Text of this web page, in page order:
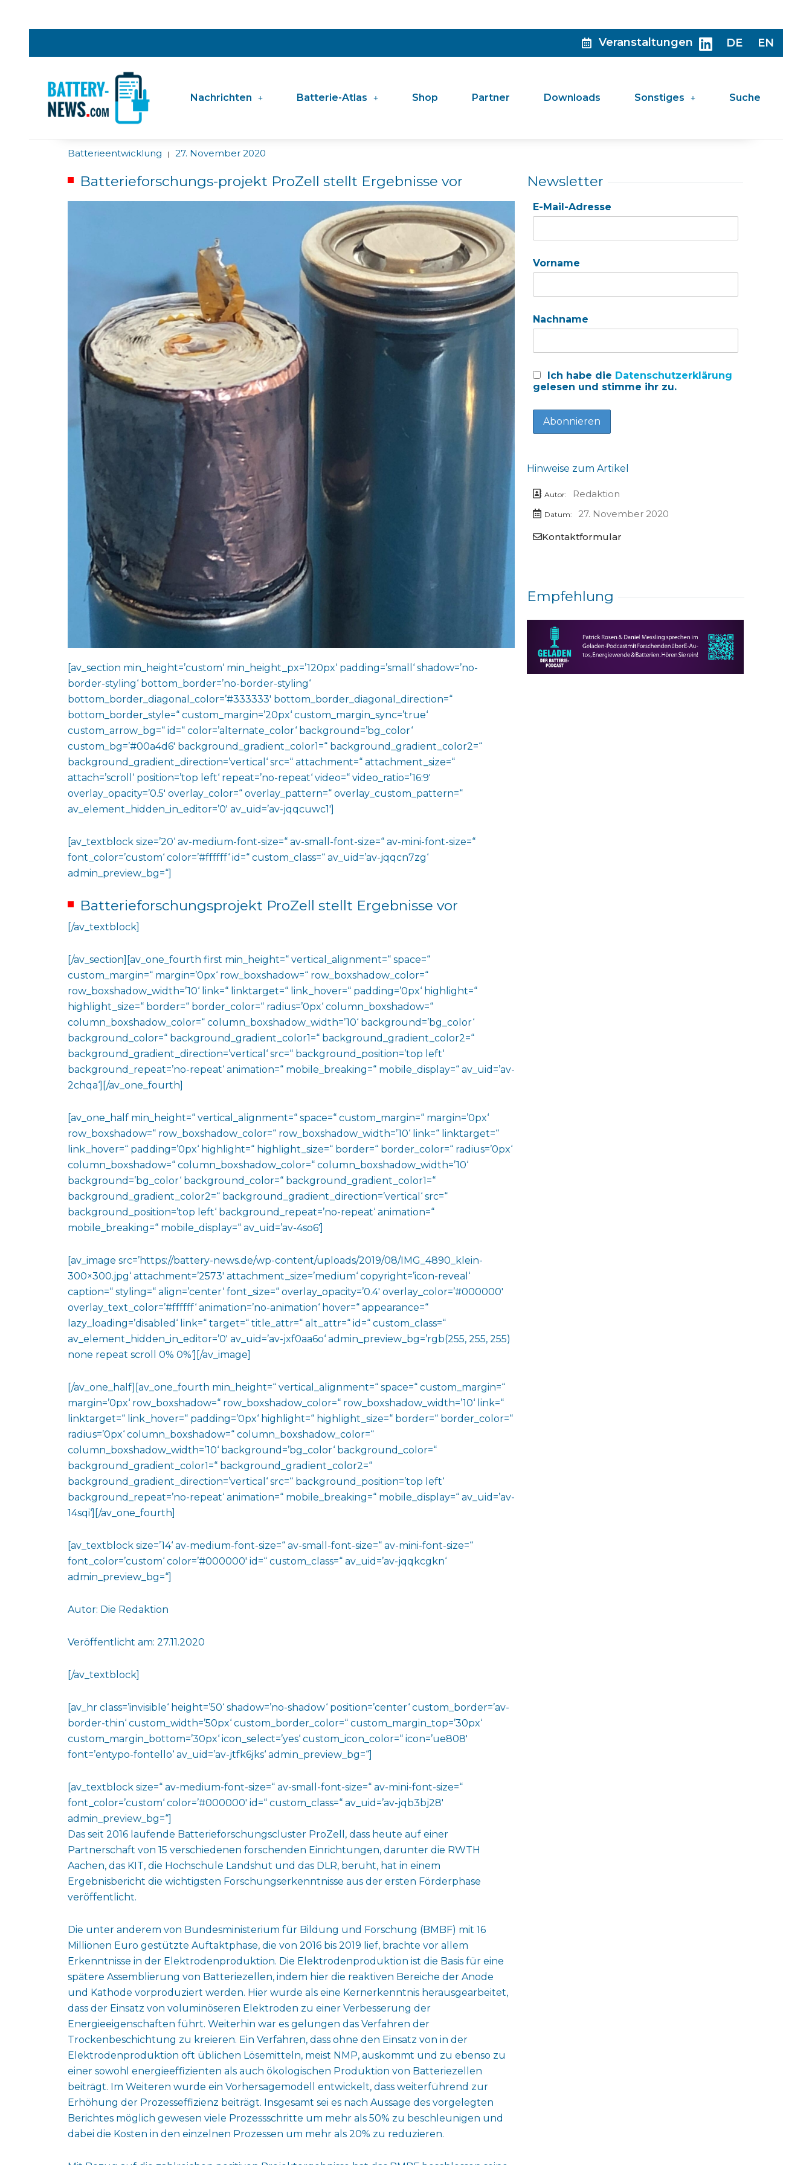
Veranstaltungen DE EN
Nachrichten Batterie-Atlas Shop Partner Downloads Sonstiges Suche
Batterieentwicklung | 27. November 2020
Batterieforschungs-projekt ProZell stellt Ergebnisse vor
[av_section min_height=’custom‘ min_height_px=’120px‘ padding=’small‘ shadow=’no-
border-styling‘ bottom_border=’no-border-styling‘
bottom_border_diagonal_color=’#333333′ bottom_border_diagonal_direction=“
bottom_border_style=“ custom_margin=’20px‘ custom_margin_sync=’true‘
custom_arrow_bg=“ id=“ color=’alternate_color‘ background=’bg_color‘
custom_bg=’#00a4d6′ background_gradient_color1=“ background_gradient_color2=“
background_gradient_direction=’vertical‘ src=“ attachment=“ attachment_size=“
attach=’scroll‘ position=’top left‘ repeat=’no-repeat‘ video=“ video_ratio=’16:9′
overlay_opacity=’0.5′ overlay_color=“ overlay_pattern=“ overlay_custom_pattern=“
av_element_hidden_in_editor=’0′ av_uid=’av-jqqcuwc1′]
[av_textblock size=’20‘ av-medium-font-size=“ av-small-font-size=“ av-mini-font-size=“
font_color=’custom‘ color=’#ffffff‘ id=“ custom_class=“ av_uid=’av-jqqcn7zg‘
admin_preview_bg=“]
Batterieforschungsprojekt ProZell stellt Ergebnisse vor
[/av_textblock]
[/av_section][av_one_fourth first min_height=“ vertical_alignment=“ space=“
custom_margin=“ margin=’0px‘ row_boxshadow=“ row_boxshadow_color=“
row_boxshadow_width=’10‘ link=“ linktarget=“ link_hover=“ padding=’0px‘ highlight=“
highlight_size=“ border=“ border_color=“ radius=’0px‘ column_boxshadow=“
column_boxshadow_color=“ column_boxshadow_width=’10‘ background=’bg_color‘
background_color=“ background_gradient_color1=“ background_gradient_color2=“
background_gradient_direction=’vertical‘ src=“ background_position=’top left‘
background_repeat=’no-repeat‘ animation=“ mobile_breaking=“ mobile_display=“ av_uid=’av-
2chqa‘][/av_one_fourth]
[av_one_half min_height=“ vertical_alignment=“ space=“ custom_margin=“ margin=’0px‘
row_boxshadow=“ row_boxshadow_color=“ row_boxshadow_width=’10‘ link=“ linktarget=“
link_hover=“ padding=’0px‘ highlight=“ highlight_size=“ border=“ border_color=“ radius=’0px‘
column_boxshadow=“ column_boxshadow_color=“ column_boxshadow_width=’10‘
background=’bg_color‘ background_color=“ background_gradient_color1=“
background_gradient_color2=“ background_gradient_direction=’vertical‘ src=“
background_position=’top left‘ background_repeat=’no-repeat‘ animation=“
mobile_breaking=“ mobile_display=“ av_uid=’av-4so6′]
[av_image src=’https://battery-news.de/wp-content/uploads/2019/08/IMG_4890_klein-
300×300.jpg‘ attachment=’2573′ attachment_size=’medium‘ copyright=’icon-reveal‘
caption=“ styling=“ align=’center‘ font_size=“ overlay_opacity=’0.4′ overlay_color=’#000000′
overlay_text_color=’#ffffff‘ animation=’no-animation‘ hover=“ appearance=“
lazy_loading=’disabled‘ link=“ target=“ title_attr=“ alt_attr=“ id=“ custom_class=“
av_element_hidden_in_editor=’0′ av_uid=’av-jxf0aa6o‘ admin_preview_bg=’rgb(255, 255, 255)
none repeat scroll 0% 0%‘][/av_image]
[/av_one_half][av_one_fourth min_height=“ vertical_alignment=“ space=“ custom_margin=“
margin=’0px‘ row_boxshadow=“ row_boxshadow_color=“ row_boxshadow_width=’10‘ link=“
linktarget=“ link_hover=“ padding=’0px‘ highlight=“ highlight_size=“ border=“ border_color=“
radius=’0px‘ column_boxshadow=“ column_boxshadow_color=“
column_boxshadow_width=’10‘ background=’bg_color‘ background_color=“
background_gradient_color1=“ background_gradient_color2=“
background_gradient_direction=’vertical‘ src=“ background_position=’top left‘
background_repeat=’no-repeat‘ animation=“ mobile_breaking=“ mobile_display=“ av_uid=’av-
14sqi‘][/av_one_fourth]
[av_textblock size=’14‘ av-medium-font-size=“ av-small-font-size=“ av-mini-font-size=“
font_color=’custom‘ color=’#000000′ id=“ custom_class=“ av_uid=’av-jqqkcgkn‘
admin_preview_bg=“]
Autor: Die Redaktion
Veröffentlicht am: 27.11.2020
[/av_textblock]
[av_hr class=’invisible‘ height=’50‘ shadow=’no-shadow‘ position=’center‘ custom_border=’av-
border-thin‘ custom_width=’50px‘ custom_border_color=“ custom_margin_top=’30px‘
custom_margin_bottom=’30px‘ icon_select=’yes‘ custom_icon_color=“ icon=’ue808′
font=’entypo-fontello‘ av_uid=’av-jtfk6jks‘ admin_preview_bg=“]
[av_textblock size=“ av-medium-font-size=“ av-small-font-size=“ av-mini-font-size=“
font_color=’custom‘ color=’#000000′ id=“ custom_class=“ av_uid=’av-jqb3bj28′
admin_preview_bg=“]
Das seit 2016 laufende Batterieforschungscluster ProZell, dass heute auf einer
Partnerschaft von 15 verschiedenen forschenden Einrichtungen, darunter die RWTH
Aachen, das KIT, die Hochschule Landshut und das DLR, beruht, hat in einem
Ergebnisbericht die wichtigsten Forschungserkenntnisse aus der ersten Förderphase
veröffentlicht.
Die unter anderem von Bundesministerium für Bildung und Forschung (BMBF) mit 16
Millionen Euro gestützte Auftaktphase, die von 2016 bis 2019 lief, brachte vor allem
Erkenntnisse in der Elektrodenproduktion. Die Elektrodenproduktion ist die Basis für eine
spätere Assemblierung von Batteriezellen, indem hier die reaktiven Bereiche der Anode
und Kathode vorproduziert werden. Hier wurde als eine Kernerkenntnis herausgearbeitet,
dass der Einsatz von voluminöseren Elektroden zu einer Verbesserung der
Energieeigenschaften führt. Weiterhin war es gelungen das Verfahren der
Trockenbeschichtung zu kreieren. Ein Verfahren, dass ohne den Einsatz von in der
Elektrodenproduktion oft üblichen Lösemitteln, meist NMP, auskommt und zu ebenso zu
einer sowohl energieeffizienten als auch ökologischen Produktion von Batteriezellen
beiträgt. Im Weiteren wurde ein Vorhersagemodell entwickelt, dass weiterführend zur
Erhöhung der Prozesseffizienz beiträgt. Insgesamt sei es nach Aussage des vorgelegten
Berichtes möglich gewesen viele Prozessschritte um mehr als 50% zu beschleunigen und
dabei die Kosten in den einzelnen Prozessen um mehr als 20% zu reduzieren.
Newsletter
E-Mail-Adresse
Vorname
Nachname
Ich habe die Datenschutzerklärung
gelesen und stimme ihr zu.
Hinweise zum Artikel
Autor: Redaktion
Datum:
27. November 2020
Kontaktformular
Empfehlung